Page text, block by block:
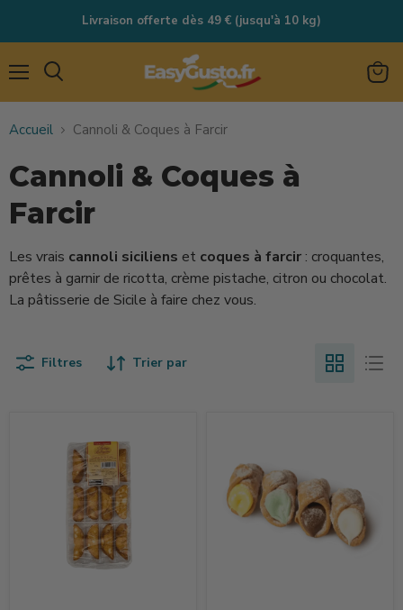
Livraison offerte dès 49 € (jusqu'à 10 kg)
Accueil Cannoli & Coques à Farcir
Cannoli & Coques à
Farcir
Les vrais cannoli siciliens et coques à farcir : croquantes,
prêtes à garnir de ricotta, crème pistache, citron ou chocolat.
La pâtisserie de Sicile à faire chez vous.
Filtres Trier par